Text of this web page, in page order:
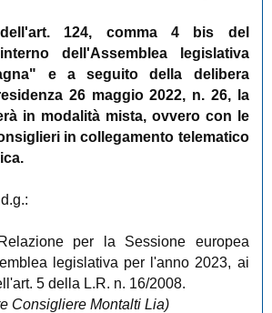
124, comma 4 bis del
dell'Assemblea legislativa
e a seguito della delibera
26 maggio 2022, n. 26, la
in modalità mista, ovvero con le
in collegamento telematico
Relazione per la Sessione europea
legislativa per l'anno 2023, ai
5 della L.R. n. 16/2008.
Consigliere Montalti Lia)